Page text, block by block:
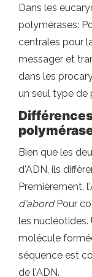
Dans les
polymérases:
centrales pour
messager et
dans les
un seul type de
Bien que les
d'ADN, ils
Premièrement,
d'abordPour
les nucléotides.
molécule
séquence est
de l'ADN.